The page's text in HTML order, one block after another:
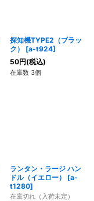
探知機TYPE2（ブラッ
ク）
[a-t924]
50円(税込)
在庫数 3個
ランタン・ラージ ハン
ドル（イエロー）
[a-
t1280]
在庫切れ（入荷未定）